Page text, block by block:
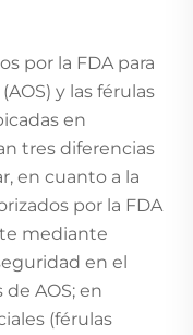
por la FDA para
y las férulas
en
tres diferencias
en cuanto a la
por la FDA
mediante
en el
AOS; en
(férulas